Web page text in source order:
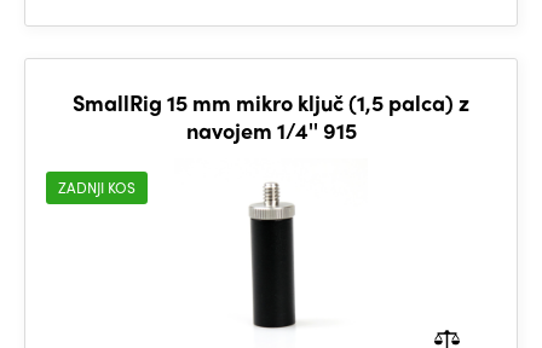
SmallRig 15 mm mikro ključ (1,5 palca) z
navojem 1/4'' 915
ZADNJI KOS